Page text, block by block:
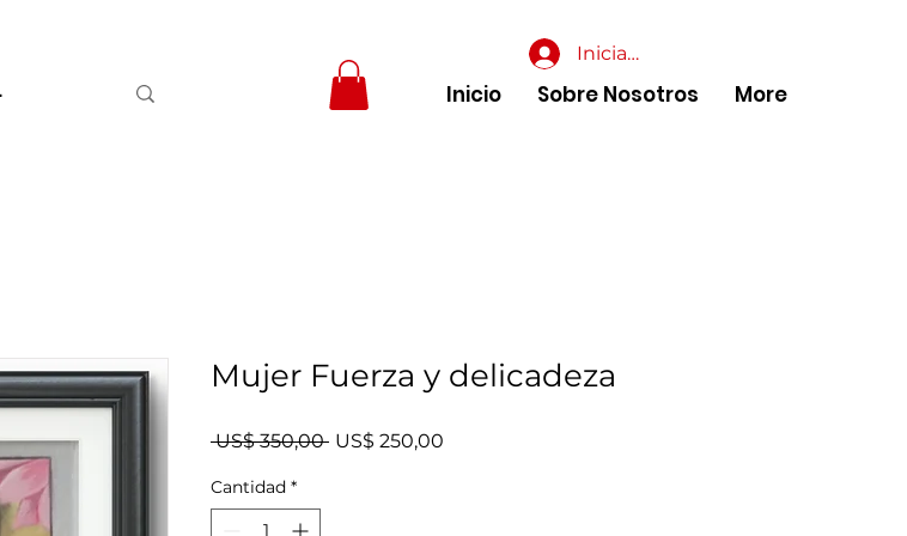
Iniciar sesión
Inicio Sobre Nosotros More
Mujer Fuerza y delicadeza
US$ 350,00 Precio
US$ 250,00
Cantidad *